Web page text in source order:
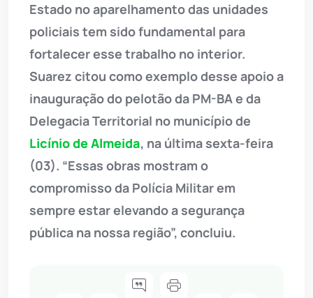
Estado no aparelhamento das unidades
policiais tem sido fundamental para
fortalecer esse trabalho no interior.
Suarez citou como exemplo desse apoio a
inauguração do pelotão da PM-BA e da
Delegacia Territorial no município de
Licínio de Almeida, na última sexta-feira
(03). “Essas obras mostram o
compromisso da Polícia Militar em
sempre estar elevando a segurança
pública na nossa região”, concluiu.